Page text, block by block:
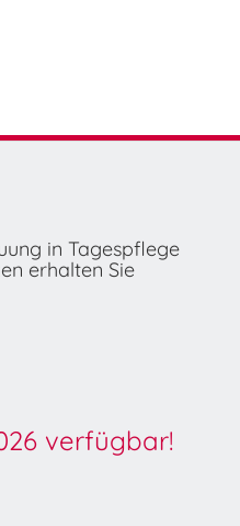
in Tagespflege
erhalten Sie
verfügbar!